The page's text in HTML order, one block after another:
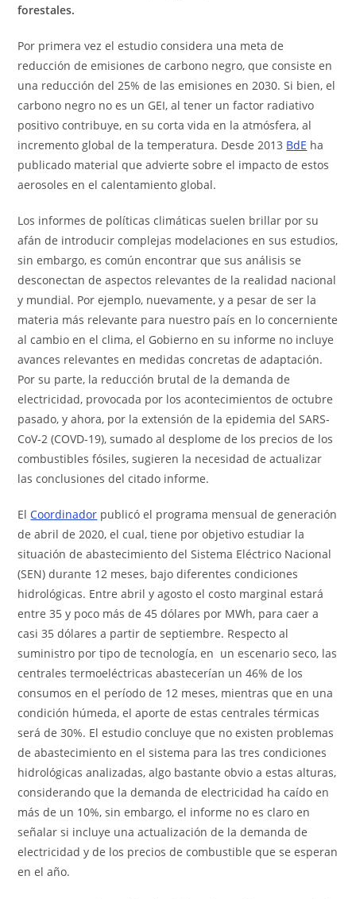
forestales.
Por primera vez el estudio considera una meta de
reducción de emisiones de carbono negro, que consiste en
una reducción del 25% de las emisiones en 2030. Si bien, el
carbono negro no es un GEI, al tener un factor radiativo
positivo contribuye, en su corta vida en la atmósfera, al
incremento global de la temperatura. Desde 2013 BdE ha
publicado material que advierte sobre el impacto de estos
aerosoles en el calentamiento global.
Los informes de políticas climáticas suelen brillar por su
afán de introducir complejas modelaciones en sus estudios,
sin embargo, es común encontrar que sus análisis se
desconectan de aspectos relevantes de la realidad nacional
y mundial. Por ejemplo, nuevamente, y a pesar de ser la
materia más relevante para nuestro país en lo concerniente
al cambio en el clima, el Gobierno en su informe no incluye
avances relevantes en medidas concretas de adaptación.
Por su parte, la reducción brutal de la demanda de
electricidad, provocada por los acontecimientos de octubre
pasado, y ahora, por la extensión de la epidemia del SARS-
CoV-2 (COVD-19), sumado al desplome de los precios de los
combustibles fósiles, sugieren la necesidad de actualizar
las conclusiones del citado informe.
ElCoordinador publicó el programa mensual de generación
de abril de 2020, el cual, tiene por objetivo estudiar la
situación de abastecimiento del Sistema Eléctrico Nacional
(SEN) durante 12 meses, bajo diferentes condiciones
hidrológicas. Entre abril y agosto el costo marginal estará
entre 35 y poco más de 45 dólares por MWh, para caer a
casi 35 dólares a partir de septiembre. Respecto al
suministro por tipo de tecnología, en un escenario seco, las
centrales termoeléctricas abastecerían un 46% de los
consumos en el período de 12 meses, mientras que en una
condición húmeda, el aporte de estas centrales térmicas
será de 30%. El estudio concluye que no existen problemas
de abastecimiento en el sistema para las tres condiciones
hidrológicas analizadas, algo bastante obvio a estas alturas,
considerando que la demanda de electricidad ha caído en
más de un 10%, sin embargo, el informe no es claro en
señalar si incluye una actualización de la demanda de
electricidad y de los precios de combustible que se esperan
en el año.